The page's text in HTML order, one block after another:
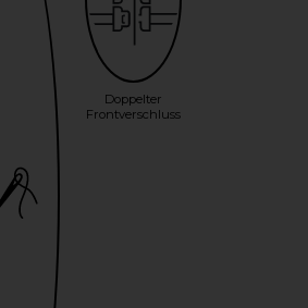
Doppelter
Frontverschluss